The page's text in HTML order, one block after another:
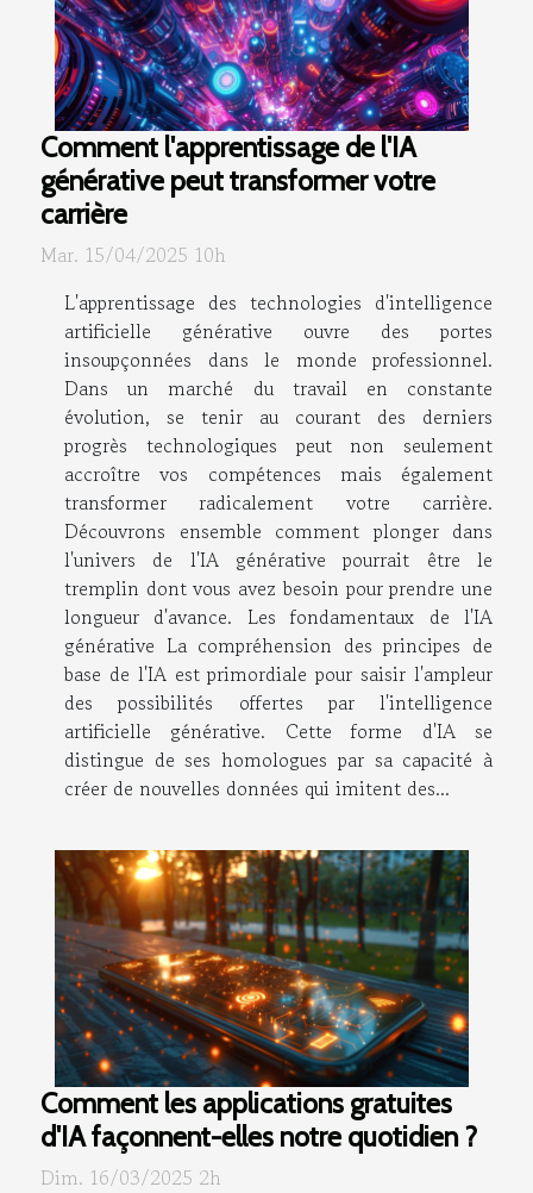
Comment l'apprentissage de l'IA
générative peut transformer votre
carrière
Mar. 15/04/2025 10h
L'apprentissage des technologies d'intelligence
artificielle générative ouvre des portes
insoupçonnées dans le monde professionnel.
Dans un marché du travail en constante
évolution, se tenir au courant des derniers
progrès technologiques peut non seulement
accroître vos compétences mais également
transformer radicalement votre carrière.
Découvrons ensemble comment plonger dans
l'univers de l'IA générative pourrait être le
tremplin dont vous avez besoin pour prendre une
longueur d'avance. Les fondamentaux de l'IA
générative La compréhension des principes de
base de l'IA est primordiale pour saisir l'ampleur
des possibilités offertes par l'intelligence
artificielle générative. Cette forme d'IA se
distingue de ses homologues par sa capacité à
créer de nouvelles données qui imitent des...
Comment les applications gratuites
d'IA façonnent-elles notre quotidien ?
Dim. 16/03/2025 2h